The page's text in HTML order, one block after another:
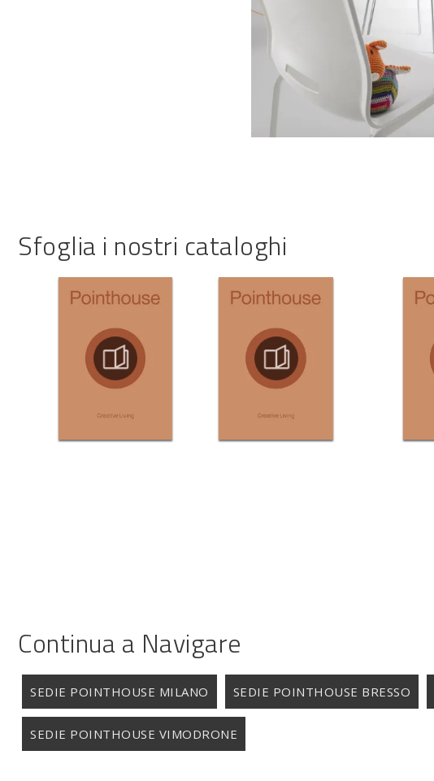
Sfoglia i nostri cataloghi
Continua a Navigare
SEDIE POINTHOUSE MILANO SEDIE POINTHOUSE BRESSO
SEDIE POINTHOUSE VIMODRONE